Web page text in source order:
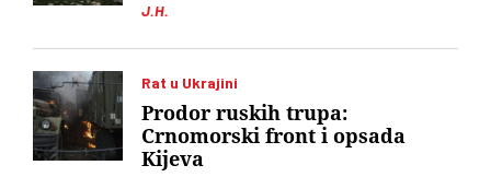
J.H.
Rat u Ukrajini
Prodor ruskih trupa:
Crnomorski front i opsada
Kijeva